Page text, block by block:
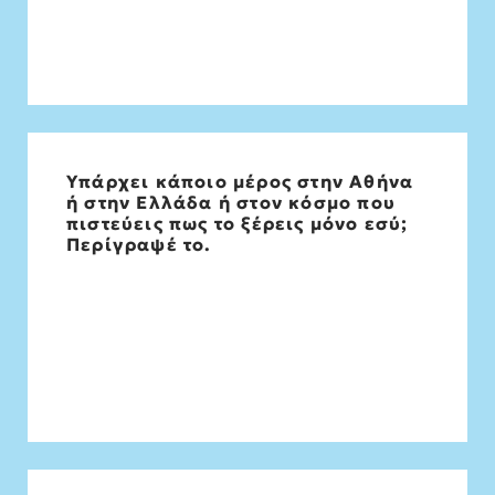
Υπάρχει κάποιο μέρος στην Αθήνα
ή στην Ελλάδα ή στον κόσμο που
πιστεύεις πως το ξέρεις μόνο εσύ;
Περίγραψέ το.
Το Καματερό,η πόλη που μεγάλωσα. Οσο
μεγάλωνα και το έλεγα σε όσους γνώριζα
τη λέξη «Καματερό» μετά το «που μένεις»
για ένα απειροελάχιστο διάστημα με